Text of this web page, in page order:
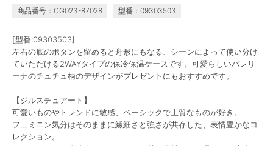
商品番号：CG023-87028 型番：09303503
[型番:09303503]
左右の底のボタンを留めると舟形にもなる、シーンによって使い分け
ていただける2WAYタイプの保冷保温ケースです。可愛らしいバレリ
ーナのチュチュ柄のデザインがプレゼントにもおすすめです。
【ジルスチュアート】
可愛いものやトレンドに敏感、ベーシックで上質なものが好き。
フェミニン気分はそのままに繊細さと強さが共存した、表情豊かなコ
レクション。
JILL STUARTは自分自身のスタイルを持つ女性たちへ品のある大人フ